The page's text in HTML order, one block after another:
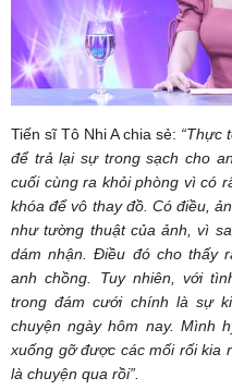
Tiến sĩ Tô Nhi A chia sẻ: “Thực
để trả lại sự trong sạch cho
cuối cùng ra khỏi phòng vì có
khóa để vô thay đồ. Có điều,
như tường thuật của ảnh, vì
dám nhận. Điều đó cho thấy
anh chồng.
Tuy nhiên, với
trong đám cưới chính là sự
chuyện ngày hôm nay. Mình
xuống gỡ được các mối rối kia
là chuyện qua rồi”